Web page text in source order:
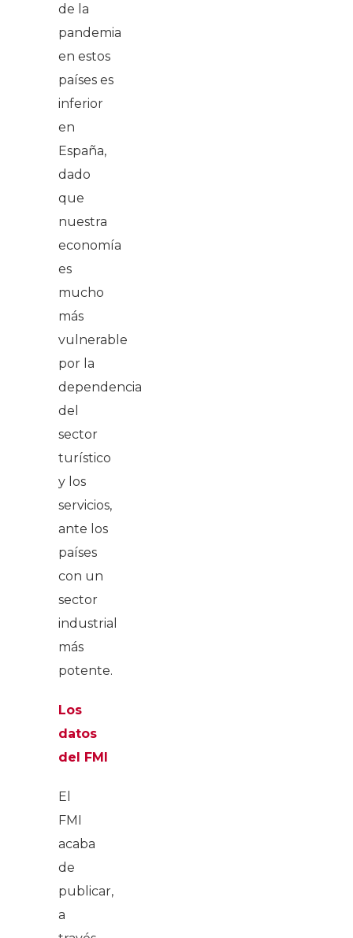
de la
pandemia
en estos
países es
inferior
en
España,
dado
que
nuestra
economía
es
mucho
más
vulnerable
por la
dependencia
del
sector
turístico
y los
servicios,
ante los
países
con un
sector
industrial
más
potente.
Los
datos
del FMI
El
FMI
acaba
de
publicar,
a